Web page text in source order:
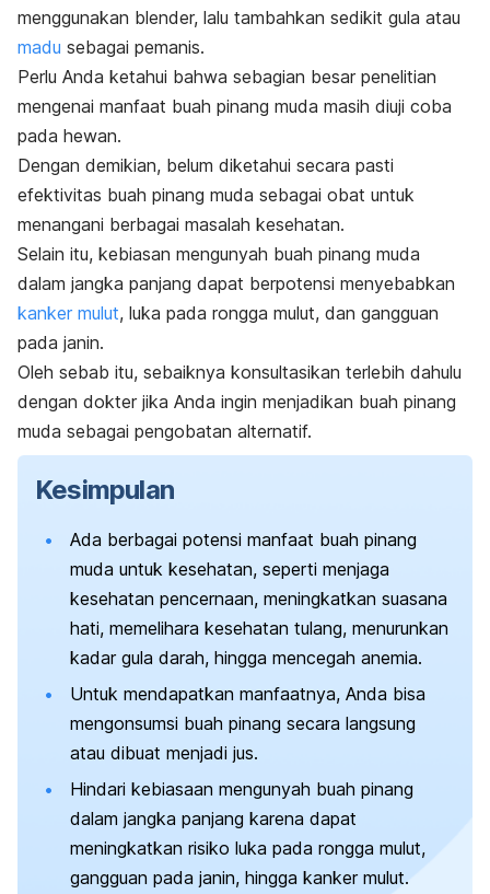
menggunakan blender, lalu tambahkan sedikit gula atau
madu sebagai pemanis.
Perlu Anda ketahui bahwa sebagian besar penelitian
mengenai manfaat buah pinang muda masih diuji coba
pada hewan.
Dengan demikian, belum diketahui secara pasti
efektivitas buah pinang muda sebagai obat untuk
menangani berbagai masalah kesehatan.
Selain itu, kebiasan mengunyah buah pinang muda
dalam jangka panjang dapat berpotensi menyebabkan
kanker mulut, luka pada rongga mulut, dan gangguan
pada janin.
Oleh sebab itu, sebaiknya konsultasikan terlebih dahulu
dengan dokter jika Anda ingin menjadikan buah pinang
muda sebagai pengobatan alternatif.
Kesimpulan
Ada berbagai potensi manfaat buah pinang
muda untuk kesehatan, seperti menjaga
kesehatan pencernaan, meningkatkan suasana
hati, memelihara kesehatan tulang, menurunkan
kadar gula darah, hingga mencegah anemia.
Untuk mendapatkan manfaatnya, Anda bisa
mengonsumsi buah pinang secara langsung
atau dibuat menjadi jus.
Hindari kebiasaan mengunyah buah pinang
dalam jangka panjang karena dapat
meningkatkan risiko luka pada rongga mulut,
gangguan pada janin, hingga kanker mulut.